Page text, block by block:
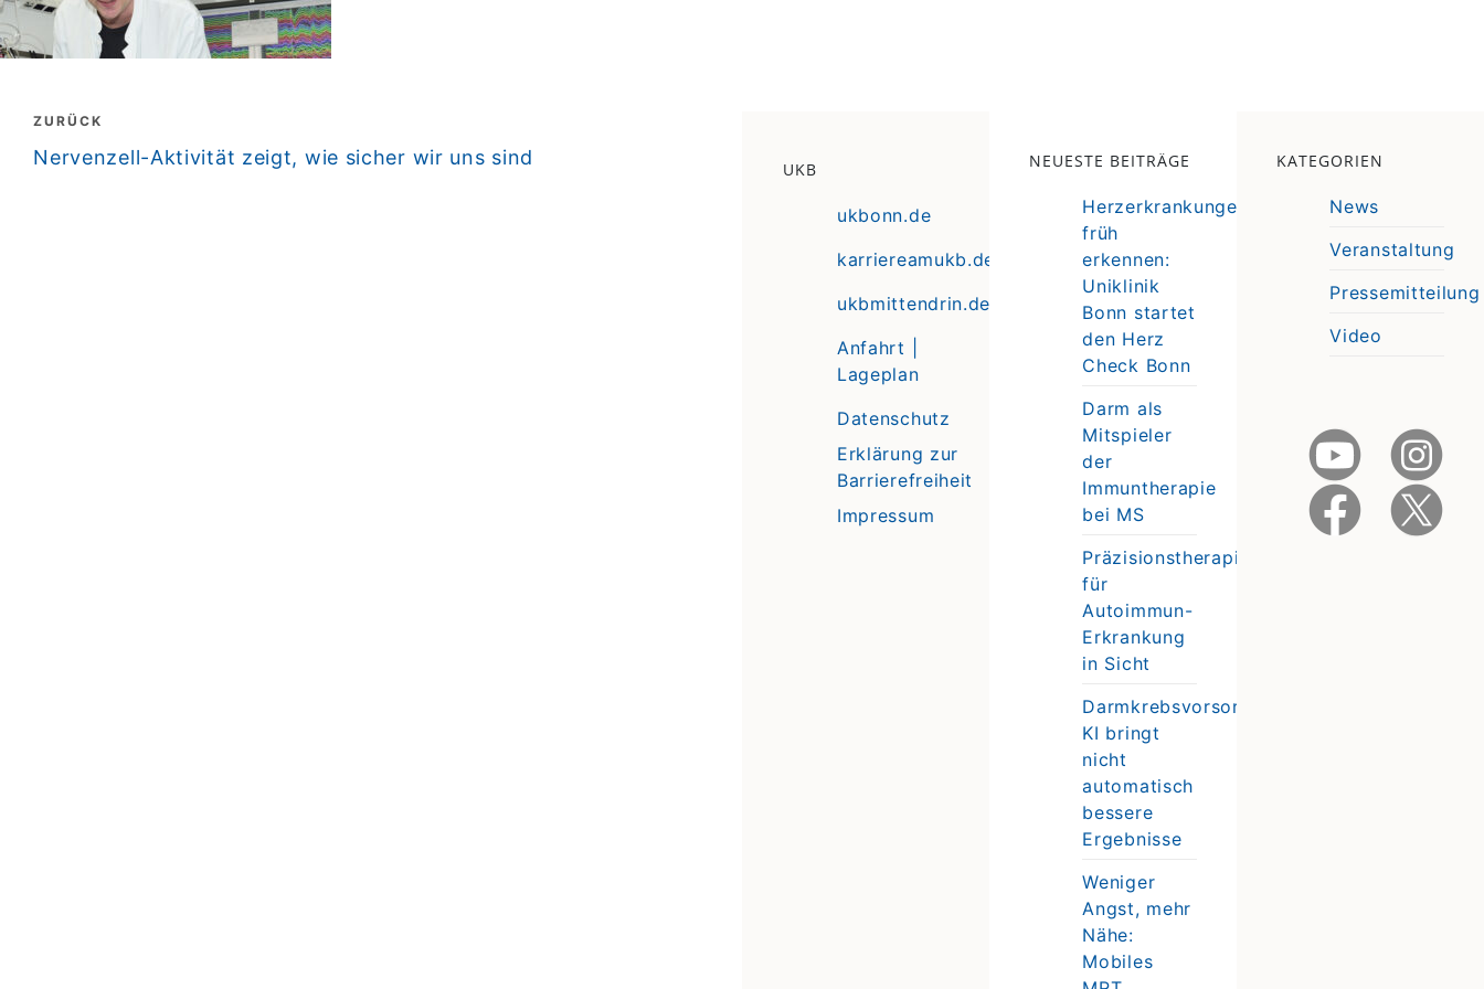
Beitragsnavigation
ZURÜCK
zurück
Nervenzell-Aktivität zeigt, wie sicher wir uns sind
UKB
ukbonn.de
karriereamukb.de
ukbmittendrin.de
Anfahrt |
Lageplan
Datenschutz
Erklärung zur
Barrierefreiheit
Impressum
NEUESTE BEITRÄGE
Herzerkrankungen
früh
erkennen:
Uniklinik
Bonn startet
den Herz
Check Bonn
Darm als
Mitspieler
der
Immuntherapie
bei MS
Präzisionstherapie
für
Autoimmun-
Erkrankung
in Sicht
Darmkrebsvorsorge:
KI bringt
nicht
automatisch
bessere
Ergebnisse
Weniger
Angst, mehr
Nähe:
Mobiles
KATEGORIEN
News
Veranstaltung
Pressemitteilung
Video